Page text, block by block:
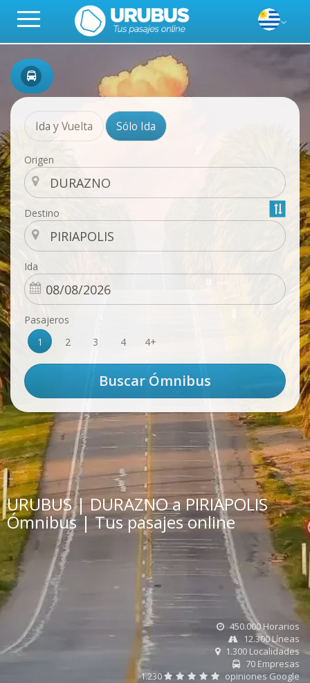
Ida y Vuelta Sólo Ida
Origen
Destino
Ida
Pasajeros
1
2 3 4 4+
URUBUS | DURAZNO a PIRIAPOLIS
Ómnibus | Tus pasajes online
450.000 Horarios
12.300 Líneas
1.300 Localidades
70 Empresas
1.230
opiniones Google